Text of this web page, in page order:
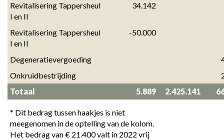
Revitalisering Tappersheul
I en II
34.142
Revitalisering Tappersheul
I en II
-50.000
Degeneratievergoeding
Onkruidbestrijding
Totaal
5.889 2.425.141
* Dit bedrag tussen haakjes is niet
meegenomen in de optelling van de kolom.
Het bedrag van € 21.400 valt in 2022 vrij